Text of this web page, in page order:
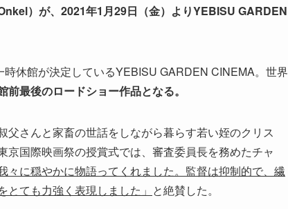
）が、2021年1月29日（金）よりYEBISU GARDEN
休館が決定しているYEBISU GARDEN CINEMA。世界
前最後のロードショー作品となる。
さんと家畜の世話をしながら暮らす若い姪のクリス
国際映画祭の授賞式では、審査委員長を務めたチャ
々に穏やかに物語ってくれました。監督は抑制的で、繊
ても力強く表現しました」 と絶賛した。